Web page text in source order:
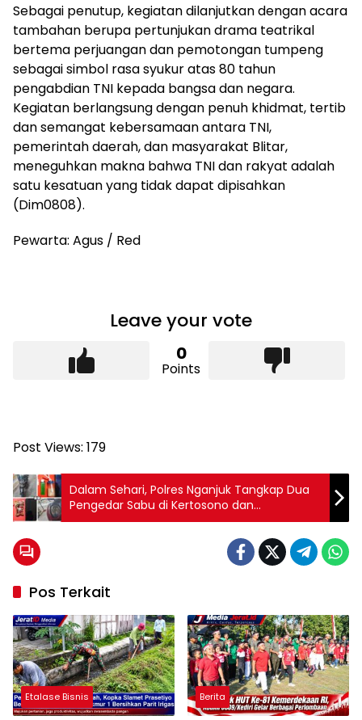
Sebagai penutup, kegiatan dilanjutkan dengan acara
tambahan berupa pertunjukan drama teatrikal
bertema perjuangan dan pemotongan tumpeng
sebagai simbol rasa syukur atas 80 tahun
pengabdian TNI kepada bangsa dan negara.
Kegiatan berlangsung dengan penuh khidmat, tertib
dan semangat kebersamaan antara TNI,
pemerintah daerah, dan masyarakat Blitar,
meneguhkan makna bahwa TNI dan rakyat adalah
satu kesatuan yang tidak dapat dipisahkan
(Dim0808).
Pewarta: Agus / Red
Leave your vote
0
Points
Post Views: 179
Dalam Sehari, Polres Nganjuk Tangkap Dua
Pengedar Sabu di Kertosono dan
Tanjunganom
Pos Terkait
Etalase Bisnis Berita